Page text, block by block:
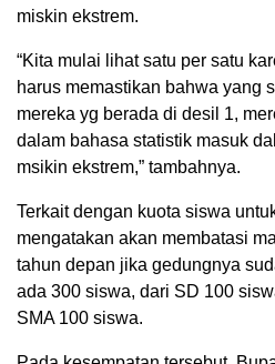
miskin ekstrem.
“Kita mulai lihat satu per satu
harus memastikan bahwa yang
mereka yg berada di desil 1,
dalam bahasa statistik masuk
msikin ekstrem,” tambahnya.
Terkait dengan kuota siswa
mengatakan akan membatasi
tahun depan jika gedungnya
ada 300 siswa, dari SD 100
SMA 100 siswa.